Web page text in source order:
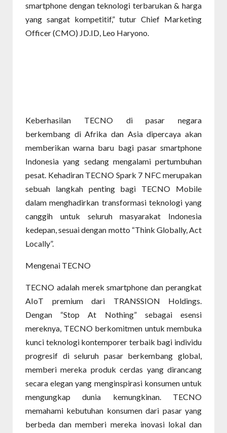
smartphone dengan teknologi terbarukan & harga
yang sangat kompetitif,” tutur Chief Marketing
Officer (CMO) JD.ID, Leo Haryono.
Keberhasilan TECNO di pasar negara
berkembang di Afrika dan Asia dipercaya akan
memberikan warna baru bagi pasar smartphone
Indonesia yang sedang mengalami pertumbuhan
pesat. Kehadiran TECNO Spark 7 NFC merupakan
sebuah langkah penting bagi TECNO Mobile
dalam menghadirkan transformasi teknologi yang
canggih untuk seluruh masyarakat Indonesia
kedepan, sesuai dengan motto “Think Globally, Act
Locally”.
Mengenai TECNO
TECNO adalah merek smartphone dan perangkat
AIoT premium dari TRANSSION Holdings.
Dengan “Stop At Nothing” sebagai esensi
mereknya, TECNO berkomitmen untuk membuka
kunci teknologi kontemporer terbaik bagi individu
progresif di seluruh pasar berkembang global,
memberi mereka produk cerdas yang dirancang
secara elegan yang menginspirasi konsumen untuk
mengungkap dunia kemungkinan. TECNO
memahami kebutuhan konsumen dari pasar yang
berbeda dan memberi mereka inovasi lokal dan